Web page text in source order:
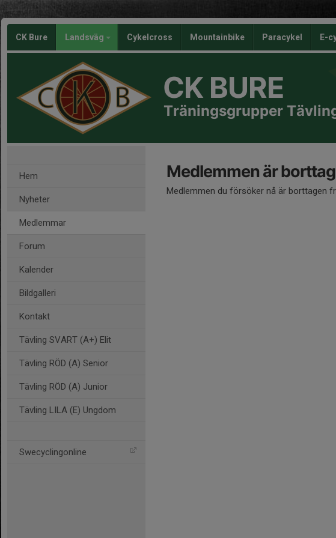
CK Bure Landsväg Cykelcross Mountainbike Paracykel E-
CK BURE
Träningsgrupper
Hem
Nyheter
Medlemmar
Forum
Kalender
Bildgalleri
Kontakt
Tävling SVART (A+) Elit
Tävling RÖD (A) Senior
Tävling RÖD (A) Junior
Tävling LILA (E) Ungdom
Swecyclingonline
Medlemmen är
Medlemmen du försöker nå är borttagen